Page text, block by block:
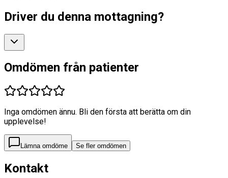
Driver du denna mottagning?
Omdömen från patienter
Inga omdömen ännu. Bli den första att berätta om din
upplevelse!
Lämna omdöme Se fler omdömen
Kontakt